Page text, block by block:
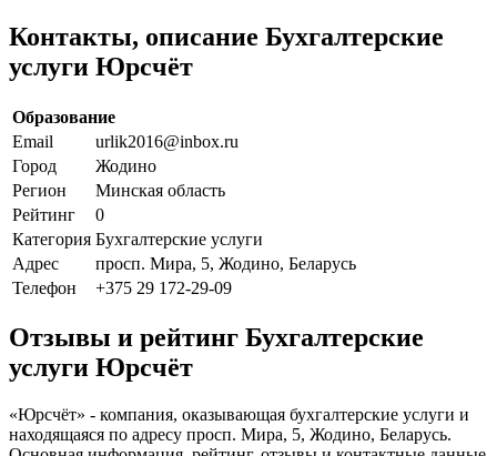
Контакты, описание Бухгалтерские
услуги Юрсчёт
Образование
Email
urlik2016@inbox.ru
Город
Жодино
Регион
Минская область
Рейтинг
0
Категория Бухгалтерские услуги
Адрес
просп. Мира, 5, Жодино, Беларусь
Телефон
+375 29 172-29-09
Отзывы и рейтинг Бухгалтерские
услуги Юрсчёт
«Юрсчёт» - компания, оказывающая бухгалтерские услуги и
находящаяся по адресу просп. Мира, 5, Жодино, Беларусь.